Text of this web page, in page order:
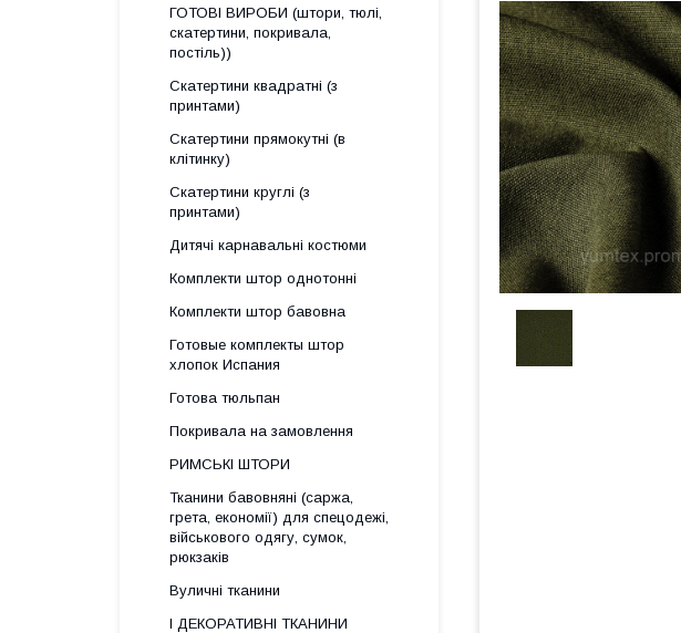
ГОТОВІ ВИРОБИ (штори, тюлі,
скатертини, покривала,
постіль))
Скатертини квадратні (з
принтами)
Скатертини прямокутні (в
клітинку)
Скатертини круглі (з
принтами)
Дитячі карнавальні костюми
Комплекти штор однотонні
Комплекти штор бавовна
Готовые комплекты штор
хлопок Испания
Готова тюльпан
Покривала на замовлення
РИМСЬКІ ШТОРИ
Тканини бавовняні (саржа,
грета, економії) для спецодежі,
військового одягу, сумок,
рюкзаків
Вуличні тканини
І ДЕКОРАТИВНІ ТКАНИНИ